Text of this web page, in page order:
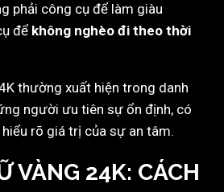
phải công cụ để làm giàu
để không nghèo đi theo thời
thường xuất hiện trong danh
người ưu tiên sự ổn định, có
rõ giá trị của sự an tâm.
VÀNG 24K: CÁCH